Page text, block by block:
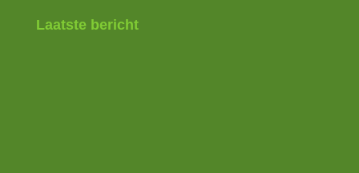
Laatste bericht